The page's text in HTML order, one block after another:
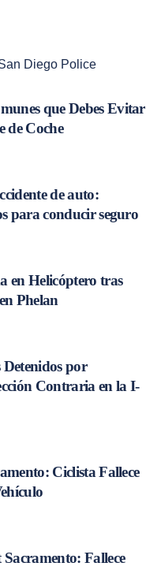
Diego Police
que Debes Evitar
de Coche
de auto:
para conducir seguro
en Helicóptero tras
Phelan
por
Contraria en la I-
Ciclista Fallece
Fallece